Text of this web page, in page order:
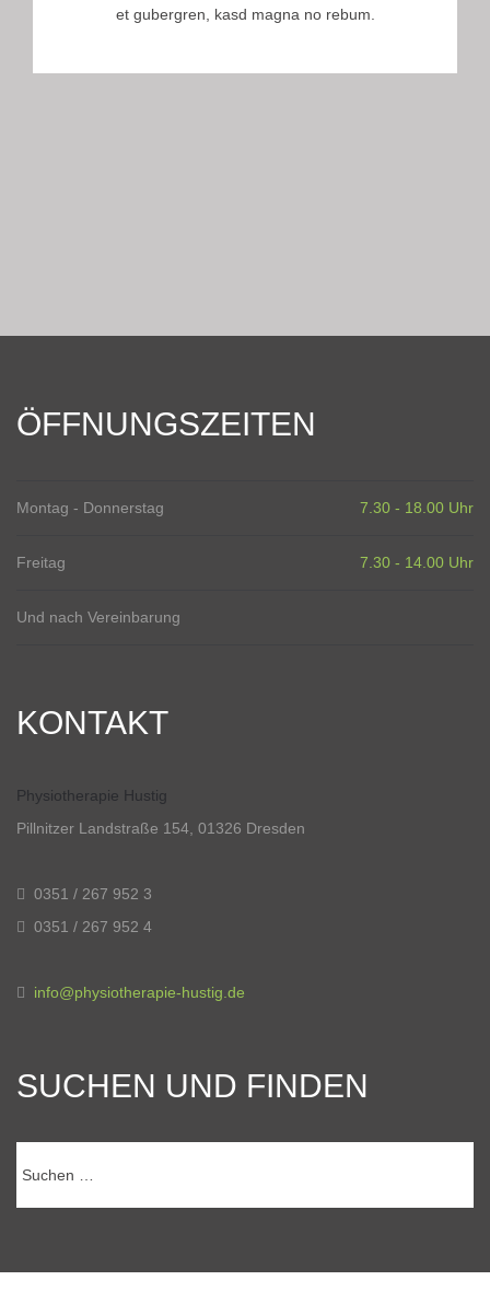
et gubergren, kasd magna no rebum.
ÖFFNUNGSZEITEN
Montag - Donnerstag 7.30 - 18.00 Uhr
Freitag 7.30 - 14.00 Uhr
Und nach Vereinbarung
KONTAKT
Physiotherapie Hustig
Pillnitzer Landstraße 154, 01326 Dresden
0351 / 267 952 3
0351 / 267 952 4
info@physiotherapie-hustig.de
SUCHEN UND FINDEN